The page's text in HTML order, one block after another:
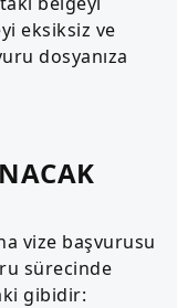
eksiksiz ve
dosyanıza
vize başvurusu
sürecinde
gibidir: